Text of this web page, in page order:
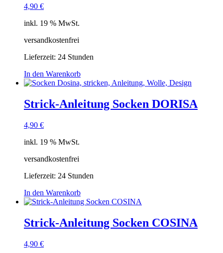
4,90 €
inkl. 19 % MwSt.
versandkostenfrei
Lieferzeit: 24 Stunden
In den Warenkorb
Strick-Anleitung Socken DORISA
4,90 €
inkl. 19 % MwSt.
versandkostenfrei
Lieferzeit: 24 Stunden
In den Warenkorb
Strick-Anleitung Socken COSINA
4,90 €